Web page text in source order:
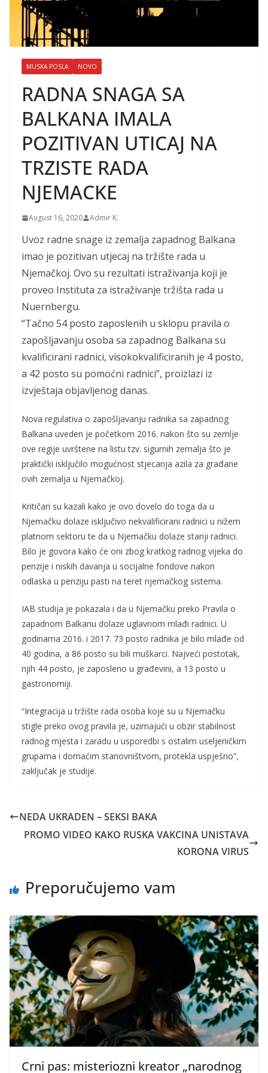
MUSKA POSLA NOVO
RADNA SNAGA SA
BALKANA IMALA
POZITIVAN UTICAJ NA
TRZISTE RADA
NJEMACKE
August 16, 2020 Admir K.
Uvoz radne snage iz zemalja zapadnog Balkana
imao je pozitivan utjecaj na tržište rada u
Njemačkoj. Ovo su rezultati istraživanja koji je
proveo Instituta za istraživanje tržišta rada u
Nuernbergu.
“Tačno 54 posto zaposlenih u sklopu pravila o
zapošljavanju osoba sa zapadnog Balkana su
kvalificirani radnici, visokokvalificiranih je 4 posto,
a 42 posto su pomoćni radnici”, proizlazi iz
izvještaja objavljenog danas.
Nova regulativa o zapošljavanju radnika sa zapadnog
Balkana uveden je početkom 2016. nakon što su zemlje
ove regije uvrštene na listu tzv. sigurnih zemalja što je
praktički isključilo mogućnost stjecanja azila za građane
ovih zemalja u Njemačkoj.
Kritičari su kazali kako je ovo dovelo do toga da u
Njemačku dolaze isključivo nekvalificirani radnici u nižem
platnom sektoru te da u Njemačku dolaze stariji radnici.
Bilo je govora kako će oni zbog kratkog radnog vijeka do
penzije i niskih davanja u socijalne fondove nakon
odlaska u penziju pasti na teret njemačkog sistema.
IAB studija je pokazala i da u Njemačku preko Pravila o
zapadnom Balkanu dolaze uglavnom mlađi radnici. U
godinama 2016. i 2017. 73 posto radnika je bilo mlađe od
40 godina, a 86 posto su bili muškarci. Najveći postotak,
njih 44 posto, je zaposleno u građevini, a 13 posto u
gastronomiji.
“Integracija u tržište rada osoba koje su u Njemačku
stigle preko ovog pravila je, uzimajući u obzir stabilnost
radnog mjesta i zaradu u usporedbi s ostalim useljeničkim
grupama i domaćim stanovništvom, protekla uspješno”,
zaključak je studije.
NEDA UKRADEN – SEKSI BAKA
PROMO VIDEO KAKO RUSKA VAKCINA UNISTAVA
KORONA VIRUS
Preporučujemo vam
Crni pas: misteriozni kreator „narodnog